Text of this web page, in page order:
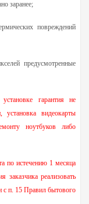
заранее;
повреждений
предусмотренные
гарантия не
установка видеокарты
ноутбуков либо
по истечению 1 месяца
заказчика реализовать
с п. 15 Правил бытового